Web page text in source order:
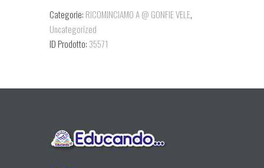
Categorie: RICOMINCIAMO A @ GONFIE VELE,
Uncategorized
ID Prodotto: 35571